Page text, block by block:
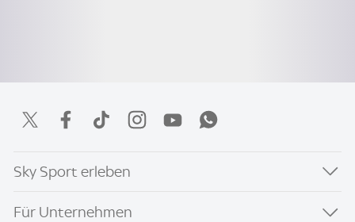
Sky Sport erleben
Für Unternehmen